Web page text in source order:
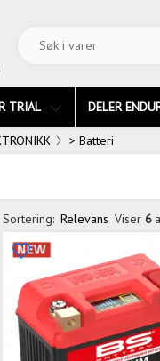
TRIAL DELER
> Batteri
Sortering: Relevans Viser 6